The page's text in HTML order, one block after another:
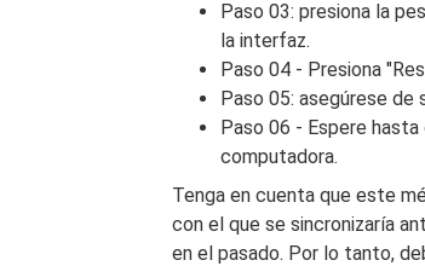
Paso 03: presiona la
la interfaz.
Paso 04 - Presiona
Paso 05: asegúrese de
Paso 06 - Espere
computadora.
Tenga en cuenta que este
con el que se sincronizaría
en el pasado. Por lo tanto,